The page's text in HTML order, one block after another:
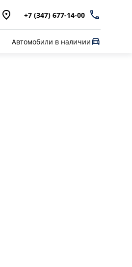
+7 (347) 677-14-00
Автомобили в наличии